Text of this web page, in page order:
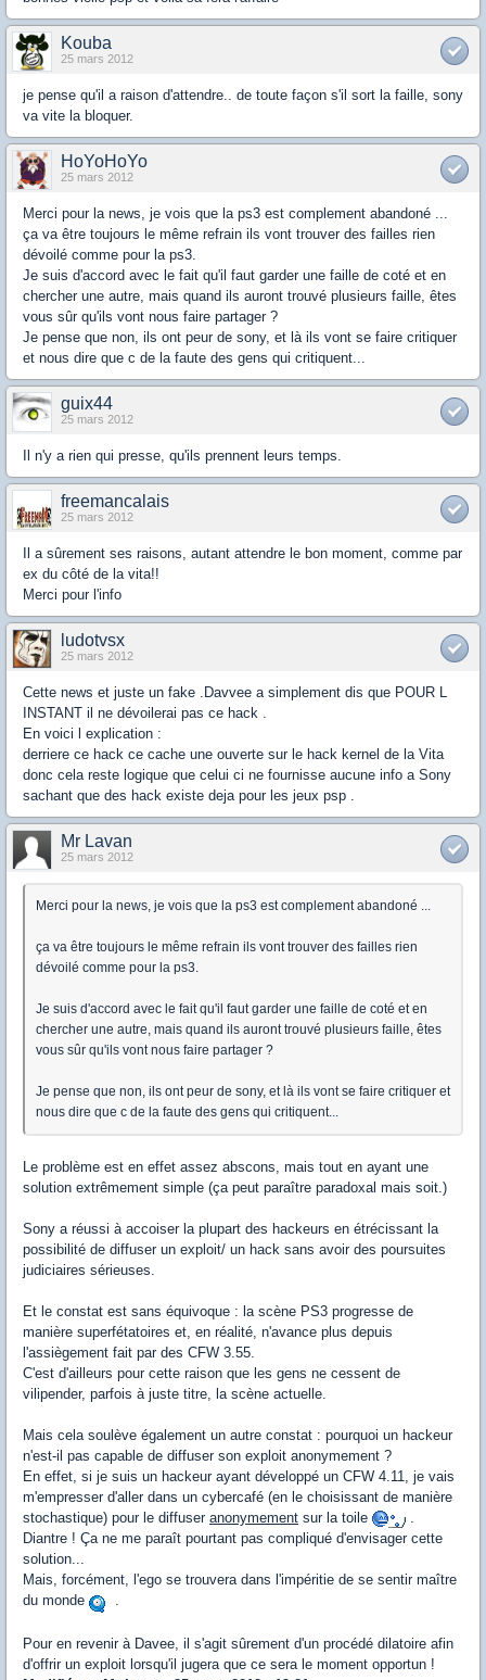
Kouba
25 mars 2012
je pense qu'il a raison d'attendre.. de toute façon s'il sort la faille, sony
va vite la bloquer.
HoYoHoYo
25 mars 2012
Merci pour la news, je vois que la ps3 est complement abandoné ...
ça va être toujours le même refrain ils vont trouver des failles rien
dévoilé comme pour la ps3.
Je suis d'accord avec le fait qu'il faut garder une faille de coté et en
chercher une autre, mais quand ils auront trouvé plusieurs faille, êtes
vous sûr qu'ils vont nous faire partager ?
Je pense que non, ils ont peur de sony, et là ils vont se faire critiquer
et nous dire que c de la faute des gens qui critiquent...
guix44
25 mars 2012
Il n'y a rien qui presse, qu'ils prennent leurs temps.
freemancalais
25 mars 2012
Il a sûrement ses raisons, autant attendre le bon moment, comme par
ex du côté de la vita!!
Merci pour l'info
ludotvsx
25 mars 2012
Cette news et juste un fake .Davvee a simplement dis que POUR L
INSTANT il ne dévoilerai pas ce hack .
En voici l explication :
derriere ce hack ce cache une ouverte sur le hack kernel de la Vita
donc cela reste logique que celui ci ne fournisse aucune info a Sony
sachant que des hack existe deja pour les jeux psp .
Mr Lavan
25 mars 2012
Merci pour la news, je vois que la ps3 est complement abandoné ...
ça va être toujours le même refrain ils vont trouver des failles rien
dévoilé comme pour la ps3.
Je suis d'accord avec le fait qu'il faut garder une faille de coté et en
chercher une autre, mais quand ils auront trouvé plusieurs faille, êtes
vous sûr qu'ils vont nous faire partager ?
Je pense que non, ils ont peur de sony, et là ils vont se faire critiquer et
nous dire que c de la faute des gens qui critiquent...
Le problème est en effet assez abscons, mais tout en ayant une
solution extrêmement simple (ça peut paraître paradoxal mais soit.)
Sony a réussi à accoiser la plupart des hackeurs en étrécissant la
possibilité de diffuser un exploit/ un hack sans avoir des poursuites
judiciaires sérieuses.
Et le constat est sans équivoque : la scène PS3 progresse de
manière superfétatoires et, en réalité, n'avance plus depuis
l'assiègement fait par des CFW 3.55.
C'est d'ailleurs pour cette raison que les gens ne cessent de
vilipender, parfois à juste titre, la scène actuelle.
Mais cela soulève également un autre constat : pourquoi un hackeur
n'est-il pas capable de diffuser son exploit anonymement ?
En effet, si je suis un hackeur ayant développé un CFW 4.11, je vais
m'empresser d'aller dans un cybercafé (en le choisissant de manière
stochastique) pour le diffuser anonymement sur la toile
.
Diantre ! Ça ne me paraît pourtant pas compliqué d'envisager cette
solution...
Mais, forcément, l'ego se trouvera dans l'impéritie de se sentir maître
du monde
.
Pour en revenir à Davee, il s'agit sûrement d'un procédé dilatoire afin
d'offrir un exploit lorsqu'il jugera que ce sera le moment opportun !